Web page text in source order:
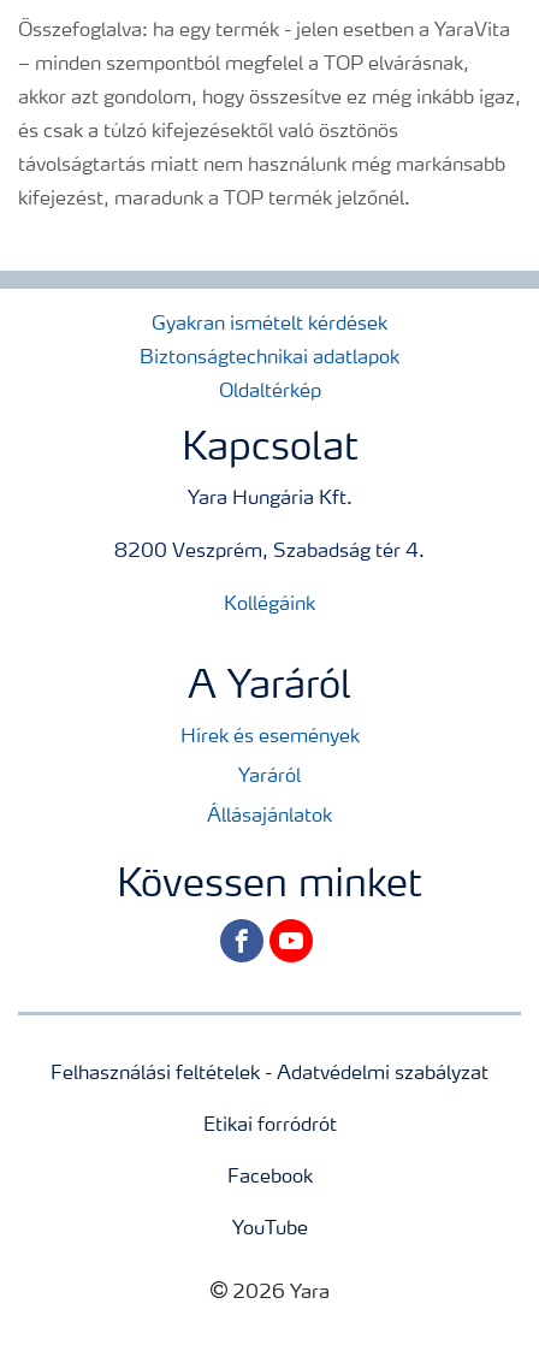
Összefoglalva: ha egy termék - jelen esetben a YaraVita
– minden szempontból megfelel a TOP elvárásnak,
akkor azt gondolom, hogy összesítve ez még inkább igaz,
és csak a túlzó kifejezésektől való ösztönös
távolságtartás miatt nem használunk még markánsabb
kifejezést, maradunk a TOP termék jelzőnél.
Gyakran ismételt kérdések
Biztonságtechnikai adatlapok
Oldaltérkép
Kapcsolat
Yara Hungária Kft.
8200 Veszprém, Szabadság tér 4.
Kollégáink
A Yaráról
Hírek és események
Yaráról
Állásajánlatok
Kövessen minket
facebookyoutube
Felhasználási feltételek - Adatvédelmi szabályzat
Etikai forródrót
Facebook
YouTube
2026 Yara